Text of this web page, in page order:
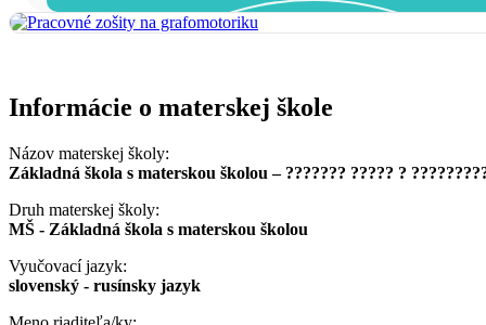
Informácie o materskej škole
Názov materskej školy:
Základná škola s materskou školou – ??????? ????? ?
Druh materskej školy:
MŠ - Základná škola s materskou školou
Vyučovací jazyk:
slovenský - rusínsky jazyk